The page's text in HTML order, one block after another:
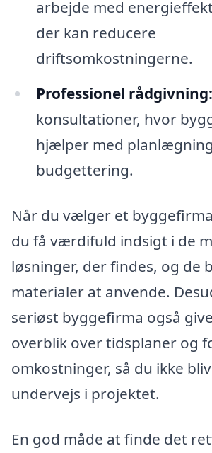
arbejde med
der kan reducere
driftsomkostningerne.
Professionel rådgivning:
konsultationer, hvor
hjælper med
budgettering.
Når du vælger et
du få værdifuld indsigt i de
løsninger, der findes, og de
materialer at anvende.
seriøst byggefirma også
overblik over tidsplaner og
omkostninger, så du ikke
undervejs i projektet.
En god måde at finde det